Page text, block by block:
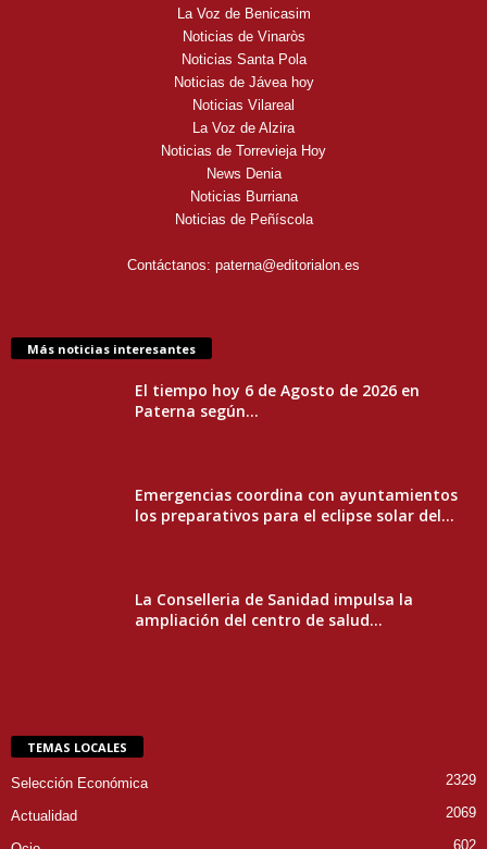
La Voz de Benicasim
Noticias de Vinaròs
Noticias Santa Pola
Noticias de Jávea hoy
Noticias Vilareal
La Voz de Alzira
Noticias de Torrevieja Hoy
News Denia
Noticias Burriana
Noticias de Peñíscola
Contáctanos: paterna@editorialon.es
Más noticias interesantes
El tiempo hoy 6 de Agosto de 2026 en
Paterna según...
Emergencias coordina con ayuntamientos
los preparativos para el eclipse solar del...
La Conselleria de Sanidad impulsa la
ampliación del centro de salud...
TEMAS LOCALES
Selección Económica 2329
Actualidad 2069
602